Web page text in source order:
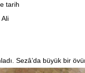
tarih
Sezâ’da büyük bir